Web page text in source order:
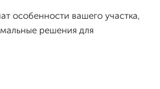
особенности вашего участка,
решения для